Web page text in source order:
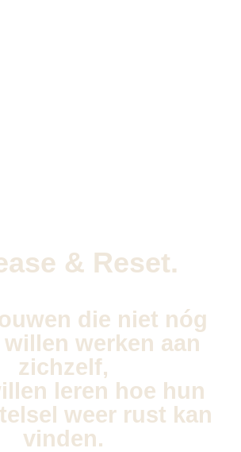
& Reset.
die niet nóg
werken aan
zichzelf,
leren hoe hun
weer rust kan
vinden.